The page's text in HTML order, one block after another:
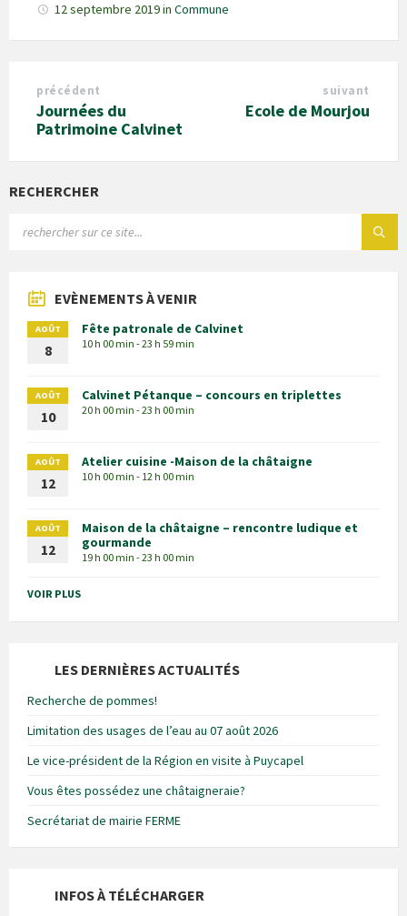
12 septembre 2019in Commune
précédent
Journées du
Patrimoine Calvinet
suivant
Ecole de Mourjou
RECHERCHER
EVÈNEMENTS À VENIR
AOÛT
8
Fête patronale de Calvinet
10 h 00 min - 23 h 59 min
AOÛT
10
Calvinet Pétanque – concours en triplettes
20 h 00 min - 23 h 00 min
AOÛT
12
Atelier cuisine -Maison de la châtaigne
10 h 00 min - 12 h 00 min
AOÛT
12
Maison de la châtaigne – rencontre ludique et
gourmande
19 h 00 min - 23 h 00 min
VOIR PLUS
LES DERNIÈRES ACTUALITÉS
Recherche de pommes!
Limitation des usages de l’eau au 07 août 2026
Le vice-président de la Région en visite à Puycapel
Vous êtes possédez une châtaigneraie?
Secrétariat de mairie FERME
INFOS À TÉLÉCHARGER